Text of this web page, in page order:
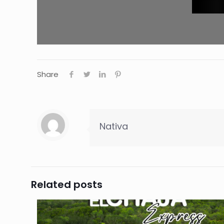
Share
Nativa
Related posts